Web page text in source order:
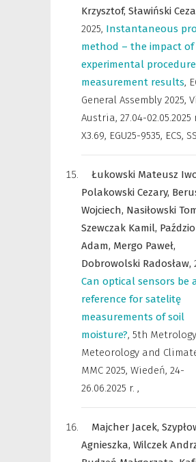
Krzysztof, Sławiński
2025, Instantaneous
method – the impact of
experimental
measurement results,
General Assembly 2025,
Austria, 27.04-02.05.2025
X3.69, EGU25-9535, ECS,
Łukowski Mateusz
Polakowski Cezary,
Wojciech, Nasiłowski
Szewczak Kamil,
Adam, Mergo Paweł,
Dobrowolski Radosław,
Can optical sensors be
reference for satelitę
measurements of soil
moisture?, 5th
Meteorology and
MMC 2025, Wiedeń, 24-
26.06.2025 r. ,
Majcher Jacek,
Agnieszka, Wilczek